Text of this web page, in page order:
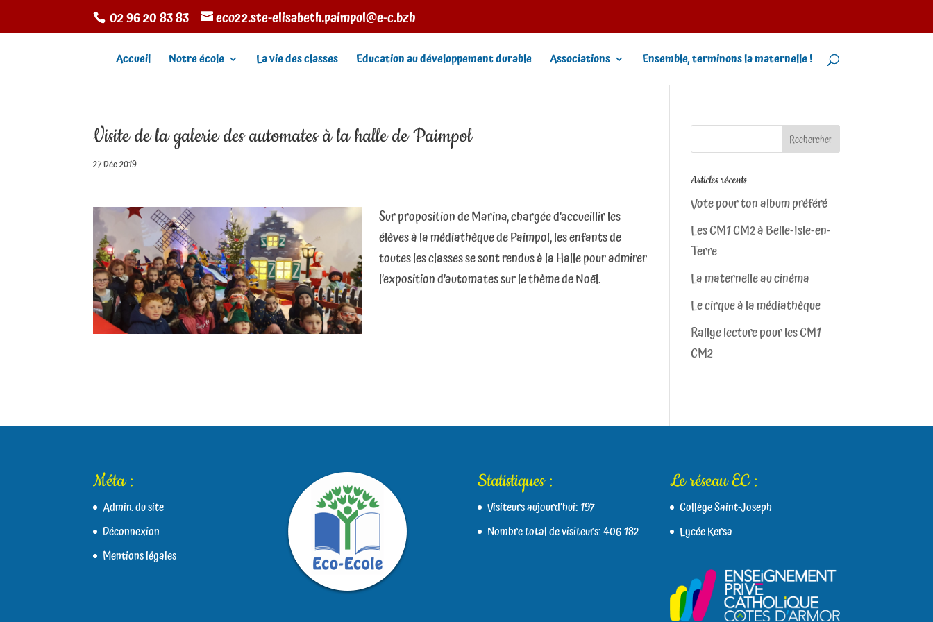
02 96 20 83 83 eco22.ste-elisabeth.paimpol@e-c.bzh
Accueil Notre école La vie des classes Education au développement durable Associations Ensemble, terminons la maternelle !
Visite de la galerie des automates à la halle de Paimpol
27 Déc 2019
Sur proposition de Marina, chargée d’accueillir les
élèves à la médiathèque de Paimpol, les enfants de
toutes les classes se sont rendus à la Halle pour admirer
l’exposition d’automates sur le thème de Noël.
Articles récents
Vote pour ton album préféré
Les CM1 CM2 à Belle-Isle-en-
Terre
La maternelle au cinéma
Le cirque à la médiathèque
Rallye lecture pour les CM1
CM2
Méta :
Admin. du site
Déconnexion
Mentions légales
Statistiques :
Visiteurs aujourd’hui:197
Nombre total de visiteurs:406 182
Le réseau EC :
Collège Saint-Joseph
Lycée Kersa